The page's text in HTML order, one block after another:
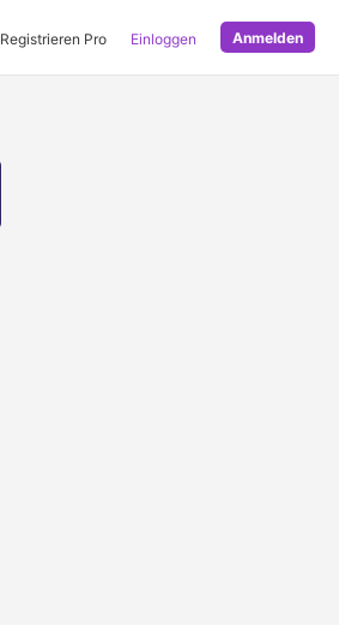
Registrieren Pro Einloggen Anmelden